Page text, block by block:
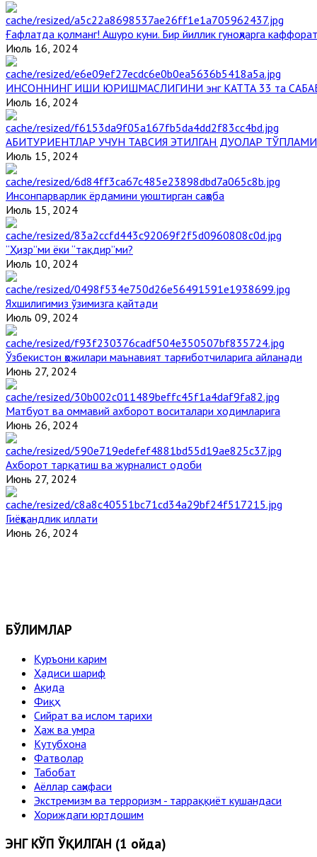
Ғафлатда қолманг! Ашуро куни. Бир йиллик гуноҳларга
Июль 16, 2024
ИНСОННИНГ ИШИ ЮРИШМАСЛИГИНИ энг КАТТА 33 та
Июль 16, 2024
АБИТУРИЕНТЛАР УЧУН ТАВСИЯ ЭТИЛГАН ДУОЛАР ТЎПЛАМИ
Июль 15, 2024
Инсонпарварлик ёрдамини уюштирган саҳоба
Июль 15, 2024
“Ҳизр”ми ёки “тақдир”ми?
Июль 10, 2024
Яхшилигимиз ўзимизга қайтади
Июль 09, 2024
Ўзбекистон ҳожилари маънавият тарғиботчиларига айланади
Июнь 27, 2024
Матбуот ва оммавий ахборот воситалари ходимларига
Июнь 26, 2024
Ахборот тарқатиш ва журналист одоби
Июнь 27, 2024
Гиёҳвандлик иллати
Июнь 26, 2024
БЎЛИМЛАР
Қуръони карим
Ҳадиси шариф
Ақида
Фиқҳ
Сийрат ва ислом тарихи
Ҳаж ва умра
Кутубхона
Фатволар
Табобат
Аёллар саҳифаси
Экстремизм ва терроризм - тарраққиёт кушандаси
Хориждаги юртдошим
ЭНГ КЎП ЎҚИЛГАН (1 ойда)